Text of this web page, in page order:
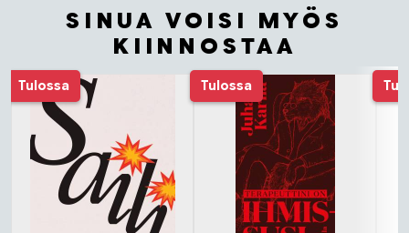
SINUA VOISI MYÖS
KIINNOSTAA
Tuoteluettelon alku
Tulossa Tulossa